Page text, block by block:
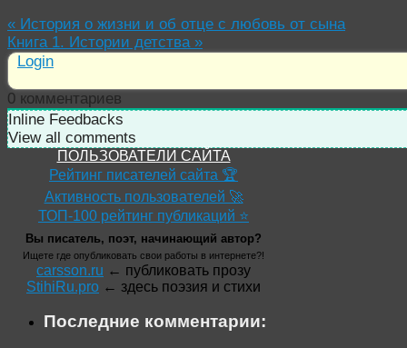
« История о жизни и об отце с любовь от сына
Книга 1. Истории детства »
Login
0 комментариев
Inline Feedbacks
View all comments
ПОЛЬЗОВАТЕЛИ САЙТА
Рейтинг писателей сайта 🏆
Активность пользователей 🚀
ТОП-100 рейтинг публикаций ⭐
Вы писатель, поэт, начинающий автор?
Ищете где опубликовать свои работы в интернете?!
carsson.ru ← публиковать прозу
StihiRu.pro ← здесь поэзия и стихи
Последние комментарии: